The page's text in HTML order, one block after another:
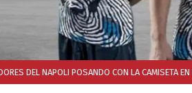
DEL NAPOLI POSANDO CON LA CAMISETA